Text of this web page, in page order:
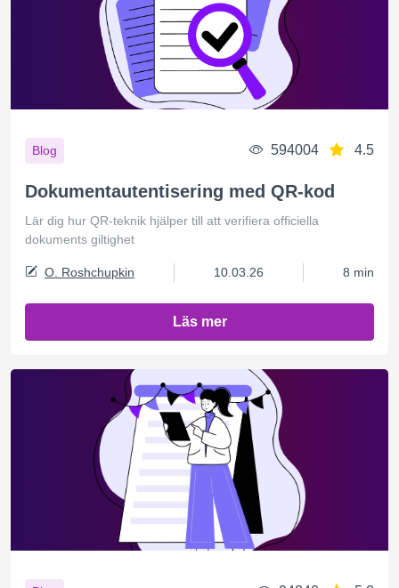
Blog 594004 4.5
Dokumentautentisering med QR-kod
Lär dig hur QR-teknik hjälper till att verifiera officiella
dokuments giltighet
O. Roshchupkin 10.03.26 8 min
Läs mer